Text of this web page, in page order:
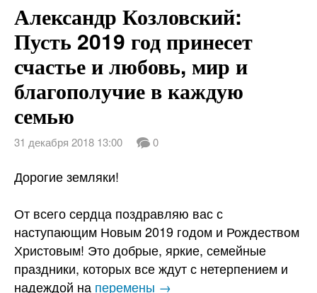
Александр Козловский:
Пусть 2019 год принесет
счастье и любовь, мир и
благополучие в каждую
семью
31 декабря 2018 13:00 0
Дорогие земляки!
От всего сердца поздравляю вас с
наступающим Новым 2019 годом и Рождеством
Христовым! Это добрые, яркие, семейные
праздники, которых все ждут с нетерпением и
надеждой на перемены →